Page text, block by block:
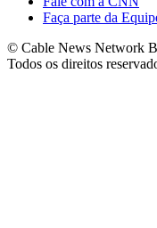
Faça parte da
© Cable News Network
Todos os direitos